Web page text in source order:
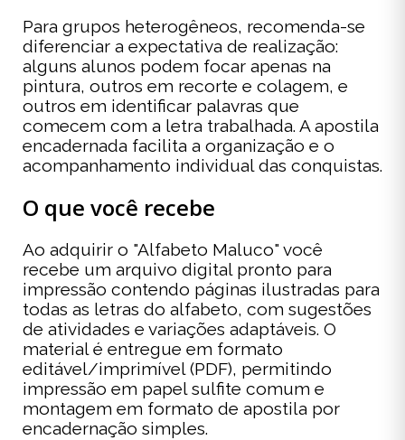
Para grupos heterogêneos, recomenda-se
diferenciar a expectativa de realização:
alguns alunos podem focar apenas na
pintura, outros em recorte e colagem, e
outros em identificar palavras que
comecem com a letra trabalhada. A apostila
encadernada facilita a organização e o
acompanhamento individual das conquistas.
O que você recebe
Ao adquirir o "Alfabeto Maluco" você
recebe um arquivo digital pronto para
impressão contendo páginas ilustradas para
todas as letras do alfabeto, com sugestões
de atividades e variações adaptáveis. O
material é entregue em formato
editável/imprimível (PDF), permitindo
impressão em papel sulfite comum e
montagem em formato de apostila por
encadernação simples.